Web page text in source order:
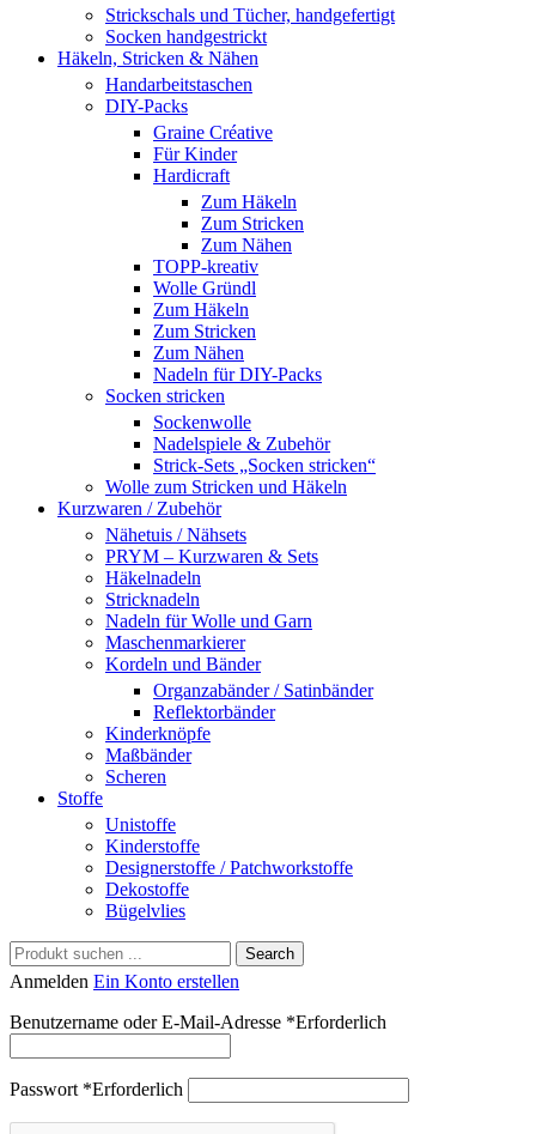
Strickschals und Tücher, handgefertigt
Socken handgestrickt
Häkeln, Stricken & Nähen
Handarbeitstaschen
DIY-Packs
Graine Créative
Für Kinder
Hardicraft
Zum Häkeln
Zum Stricken
Zum Nähen
TOPP-kreativ
Wolle Gründl
Zum Häkeln
Zum Stricken
Zum Nähen
Nadeln für DIY-Packs
Socken stricken
Sockenwolle
Nadelspiele & Zubehör
Strick-Sets „Socken stricken“
Wolle zum Stricken und Häkeln
Kurzwaren / Zubehör
Nähetuis / Nähsets
PRYM – Kurzwaren & Sets
Häkelnadeln
Stricknadeln
Nadeln für Wolle und Garn
Maschenmarkierer
Kordeln und Bänder
Organzabänder / Satinbänder
Reflektorbänder
Kinderknöpfe
Maßbänder
Scheren
Stoffe
Unistoffe
Kinderstoffe
Designerstoffe / Patchworkstoffe
Dekostoffe
Bügelvlies
Search
Anmelden Ein Konto erstellen
Benutzername oder E-Mail-Adresse *Erforderlich
Passwort *Erforderlich